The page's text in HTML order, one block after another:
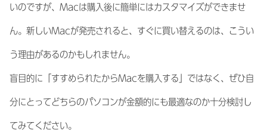
いのですが、Macは購入後に簡単にはカスタマイズができませ
ん。新しいMacが発売されると、すぐに買い替えるのは、こうい
う理由があるのかもしれません。
盲目的に「すすめられたからMacを購入する」ではなく、ぜひ自
分にとってどちらのパソコンが金額的にも最適なのか十分検討し
てみてください。